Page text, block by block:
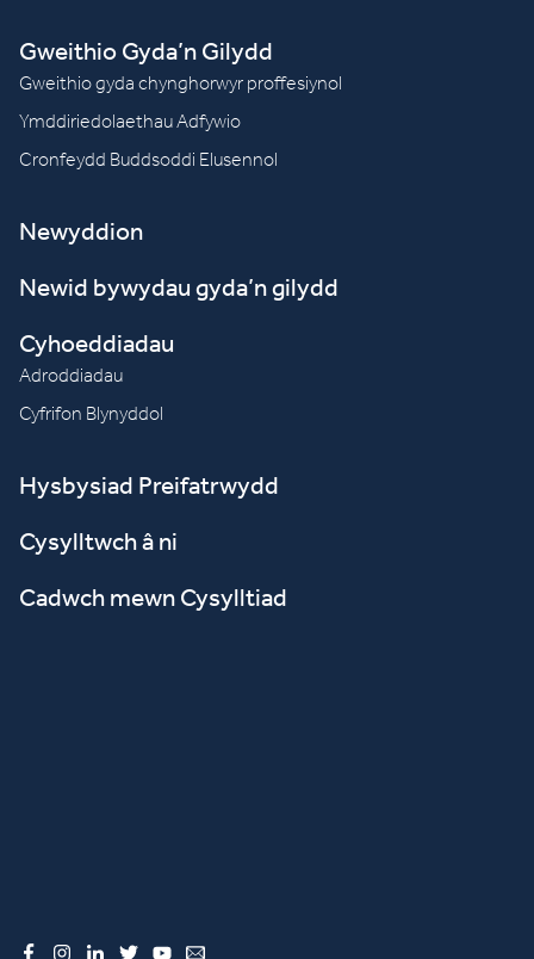
Gweithio Gyda’n Gilydd
Gweithio gyda chynghorwyr proffesiynol
Ymddiriedolaethau Adfywio
Cronfeydd Buddsoddi Elusennol
Newyddion
Newid bywydau gyda’n gilydd
Cyhoeddiadau
Adroddiadau
Cyfrifon Blynyddol
Hysbysiad Preifatrwydd
Cysylltwch â ni
Cadwch mewn Cysylltiad